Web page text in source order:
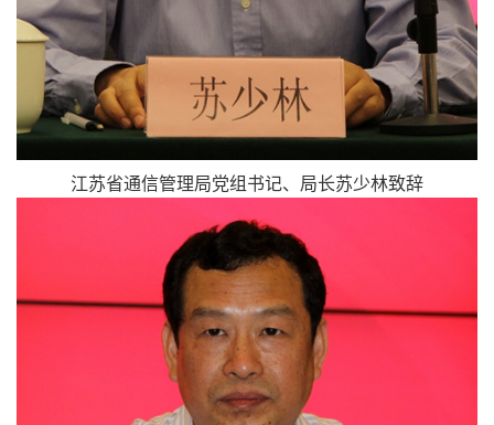
江苏省通信管理局党组书记、局长苏少林致辞